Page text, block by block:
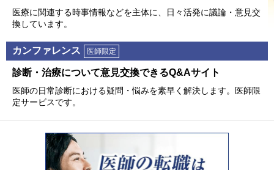
医療に関連する時事情報などを主体に、⽇々活発に議論・意⾒交
換しています。
カンファレンス 医師限定
診断・治療について意⾒交換できるQ&Aサイト
医師の⽇常診断における疑問・悩みを素早く解決します。医師限
定サービスです。